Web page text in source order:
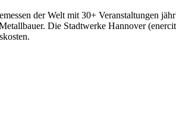
der Welt mit 30+ Veranstaltungen
Die Stadtwerke Hannover